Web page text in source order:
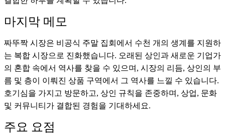
마지막 메모
짜뚜짝 시장은 비공식 주말 집회에서 수천 개의 생계를 지원하
는 복합 시장으로 진화했습니다. 오래된 상인과 새로운 기업가
의 혼합 속에서 역사를 찾을 수 있으며, 시장의 리듬, 상인의 부
름 및 층이 이뤄진 상품 구역에서 그 역사를 느낄 수 있습니다.
호기심을 가지고 방문하고, 상인 규칙을 존중하며, 상업, 문화
및 커뮤니티가 결합된 경험을 기대하세요.
주요 요점